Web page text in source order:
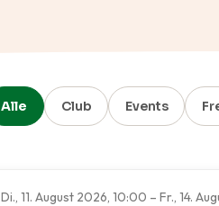
Alle Club Events
Di., 11. August 2026, 10:00 – Fr., 14.